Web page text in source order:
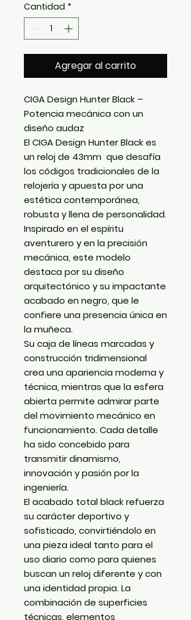
Cantidad *
Agregar al carrito
CIGA Design Hunter Black –
Potencia mecánica con un
diseño audaz
ElCIGA Design Hunter Blackes
un reloj de 43mm que desafía
los códigos tradicionales de la
relojería y apuesta por una
estética contemporánea,
robusta y llena de personalidad.
Inspirado en el espíritu
aventurero y en la precisión
mecánica, este modelo
destaca por su diseño
arquitectónico y su impactante
acabado en negro, que le
confiere una presencia única en
la muñeca.
Su caja de líneas marcadas y
construcción tridimensional
crea una apariencia moderna y
técnica, mientras que la esfera
abierta permite admirar parte
del movimiento mecánico en
funcionamiento. Cada detalle
ha sido concebido para
transmitir dinamismo,
innovación y pasión por la
ingeniería.
El acabado total blackrefuerza
su carácter deportivo y
sofisticado, convirtiéndolo en
una pieza ideal tanto para el
uso diario como para quienes
buscan un reloj diferente y con
una identidad propia. La
combinación de superficies
técnicas, elementos